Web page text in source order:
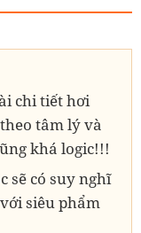
chi tiết hơi
tâm lý và
khá logic!!!
sẽ có suy nghĩ
siêu phẩm